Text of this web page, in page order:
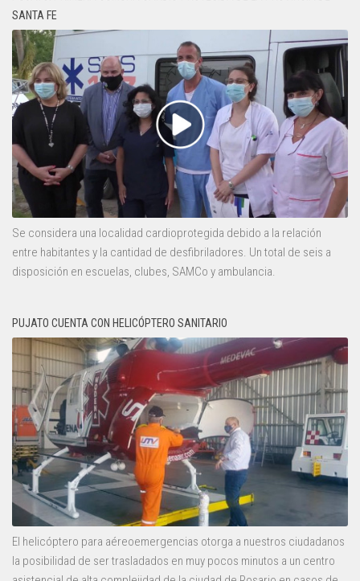
SANTA FE
Se considera una localidad cardioprotegida debido a la relación
entre habitantes y la cantidad de desfibriladores. Un total de seis a
disposición en escuelas, clubes, SAMCo y ambulancia.
PUJATO CUENTA CON HELICÓPTERO SANITARIO
El helicóptero para aéreoemergencias otorga a nuestros ciudadanos
la posibilidad de ser trasladados en muy pocos minutos a un centro